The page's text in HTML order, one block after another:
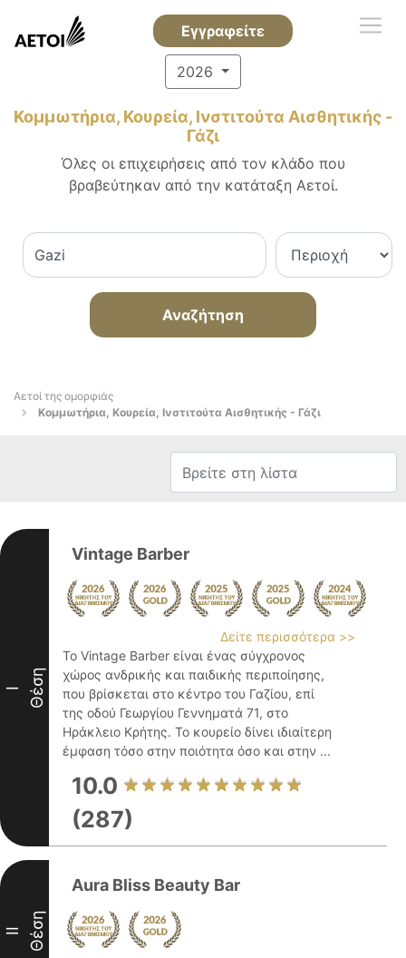
Εγγραφείτε
2026
Κομμωτήρια, Κουρεία, Ινστιτούτα Αισθητικής -
Γάζι
Όλες οι επιχειρήσεις από τον κλάδο που
βραβεύτηκαν από την κατάταξη Αετοί.
Αναζήτηση
Αετοί της ομορφιάς
Κομμωτήρια, Κουρεία, Ινστιτούτα Αισθητικής - Γάζι
I Θέση
Vintage Barber
Δείτε περισσότερα >>
Το Vintage Barber είναι ένας σύγχρονος
χώρος ανδρικής και παιδικής περιποίησης,
που βρίσκεται στο κέντρο του Γαζίου, επί
της οδού Γεωργίου Γεννηματά 71, στο
Ηράκλειο Κρήτης. Το κουρείο δίνει ιδιαίτερη
έμφαση τόσο στην ποιότητα όσο και στην ...
10.0
(287)
II Θέση
Aura Bliss Beauty Bar